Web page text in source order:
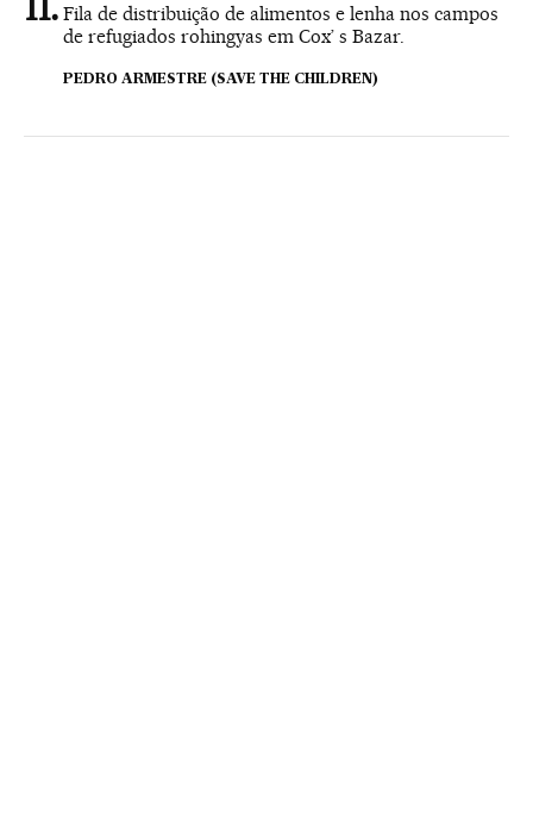
Fila de distribuição de alimentos e lenha nos campos
de refugiados rohingyas em Cox’ s Bazar.
PEDRO ARMESTRE (SAVE THE CHILDREN)